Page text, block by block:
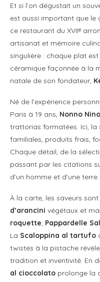
Et si l’on dégustait un
est aussi important que le
ce restaurant du XVIIᵉ
artisanat et mémoire
singulière : chaque plat
céramique façonnée à la
natale de son fondateur,
Né de l’expérience
Paris à 19 ans, Nonno Nino
trattorias formatées. Ici, la
familiales, produits frais,
Chaque détail, de la
passant par les citations
d’un homme et d’une terre.
À la carte, les saveurs
d’arancini végétaux et
roquette, Pappardelle
La Scaloppina al tartufo
twistés à la pistache
tradition et inventivité. En
al cioccolato prolonge la